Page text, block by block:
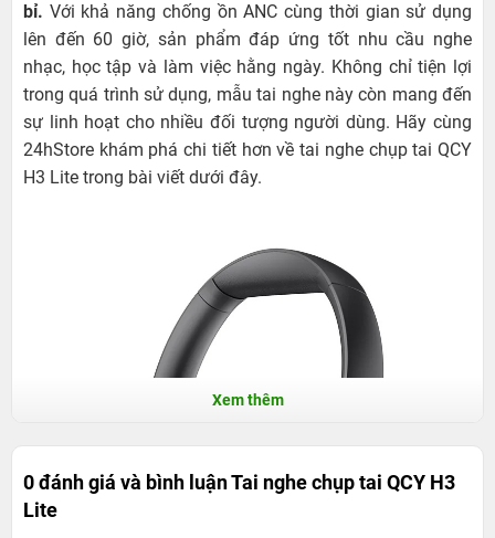
bỉ. Với khả năng chống ồn ANC cùng thời gian sử dụng
lên đến 60 giờ, sản phẩm đáp ứng tốt nhu cầu nghe
nhạc, học tập và làm việc hằng ngày. Không chỉ tiện lợi
trong quá trình sử dụng, mẫu tai nghe này còn mang đến
sự linh hoạt cho nhiều đối tượng người dùng. Hãy cùng
24hStore khám phá chi tiết hơn về tai nghe chụp tai QCY
H3 Lite trong bài viết dưới đây.
Xem thêm
0 đánh giá và bình luậnTai nghe chụp tai QCY H3
Lite